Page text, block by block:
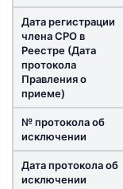
Дата регистрации
члена СРО в
Реестре (Дата
протокола
Правления о
приеме)
№ протокола об
исключении
Дата протокола об
исключении